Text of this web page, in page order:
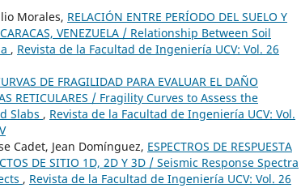
Morales, RELACIÓN ENTRE PERÍODO DEL SUELO Y
VENEZUELA / Relationship Between Soil
, Revista de la Facultad de Ingeniería UCV: Vol. 26
DE FRAGILIDAD PARA EVALUAR EL DAÑO
RETICULARES / Fragility Curves to Assess the
Slabs , Revista de la Facultad de Ingeniería UCV: Vol.
Cadet, Jean Domínguez, ESPECTROS DE RESPUESTA
DE SITIO 1D, 2D Y 3D / Seismic Response Spectra
, Revista de la Facultad de Ingeniería UCV: Vol. 26